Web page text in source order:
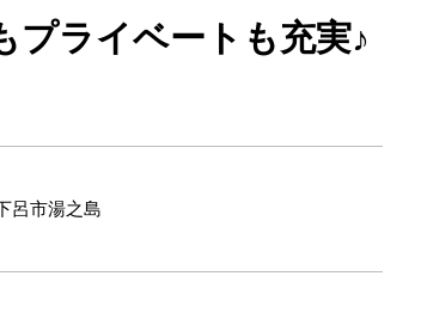
プライベートも充実♪
呂市湯之島